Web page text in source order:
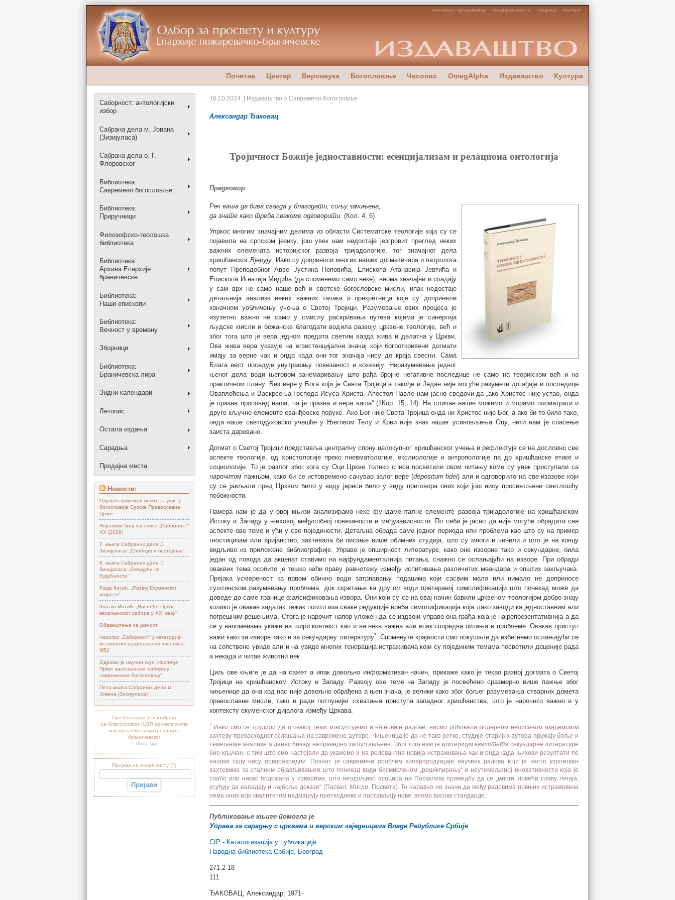
интернет продавница продајна места садржај контакт
Почетна Центар Веронаука Богословље Часопис OmegAlpha Издаваштво Култура
Саборност: антологијски
избор
Сабрана дела м. Јована
(Зизијуласа)
Сабрана дела о. Г.
Флоровског
Библиотека:
Савремено богословље
Библиотека:
Приручници
Филозофско-теолошка
библиотека
Библиотека:
Архива Епархије
браничевске
Библиотека:
Наши епископи
Библиотека:
Вечност у времену
Зборници
Библиотека:
Браничевска лира
Зидни календари
Летопис
Остала издања
Сарадња
Продајна места
Новости:
Одржан пријемни испит за упис у
богословије Српске Православне
Цркве
Најновији број часописа „Саборност“
XX (2026)
7. књига Сабраних дела Ј.
Зизијуласа: „Слобода и постојање“
6. књига Сабраних дела Ј.
Зизијуласа: „Сећајући се
будућности“
Раде Кисић, „Развој Екуменског
покрета“
Златко Матић, „Наслеђе Првог
васељенског сабора у XXI веку“
Обавештење за јавност
Часопис „Саборност“ у категорији
истакнутих националних часописа:
М52
Одржан је научни скуп „Наслеђе
Првог васељенског сабора у
савременом богословљу“
Пета књига Сабраних дела м.
Јована (Зизијуласа)
Презентација је израђена
са благословом ЊВП архиепископа
пожаревачког и митрополита
браничевског
Г. Игнатија
Пријава на e-mail листу (?)
16.10.2024. | Издаваштво » Савремено богословље
Александар Ђаковац
Тројичност Божије једноставности: есенцијализам и релациона онтологија
Предговор
Реч ваша да бива свагда у благодати, сољу зачињена,
да знате како треба свакоме одговорити. (Кол. 4, 6)
Упркос многим значајним делима из области Систематске теологије која су се
појавила на српском језику, још увек нам недостаје језгровит преглед неких
важних елемената историјског развоја тријадологије, тог значајног дела
хришћанског Вјерују. Иако су доприноси многих наших догматичара и патролога
попут Преподобног Авве Јустина Поповића, Епископа Атанасија Јевтића и
Епископа Игнатија Мидића (да споменемо само неке), веома значајни и спадају
у сам врх не само наше већ и светске богословске мисли, ипак недостаје
детаљнија анализа неких важних тачака и прекретница које су допринеле
коначном уобличењу учења о Светој Тројици. Разумевање ових процеса је
изузетно важно не само у смислу раскривања путева којима је синергија
људске мисли и божанске благодати водила развоју црквене теологије, већ и
због тога што је вера једном предата светим вазда жива и делатна у Цркви.
Ова жива вера указује на егзистенцијални значај који богооткривени догмати
имају за верне чак и онда када они тог значаја нису до краја свесни. Сама
Блага вест поседује унутрашњу повезаност и кохезију. Неразумевање једног
њеног дела води његовом занемаривању што рађа бројне негативне последице не само на теоријском већ и на
практичном плану. Без вере у Бога који је Света Тројица а такође и Један није могуће разумети догађаје и последице
Оваплоћења и Васкрсења Господа Исуса Христа. Апостол Павле нам јасно сведочи да „ако Христос није устао, онда
је празна проповед наша, па је празна и вера ваша“ (1Кор. 15, 14). На сличан начин можемо и морамо посматрати и
друге кључне елементе еванђеоске поруке. Ако Бог није Света Тројица онда ни Христос није Бог, а ако би то било тако,
онда наше светодуховско учешће у Његовом Телу и Крви није знак нашег усиновљења Оцу, нити нам је спасење
заиста даровано.
Догмат о Светој Тројици представља централну спону целокупног хришћанског учења и рефлектује се на дословно све
аспекте теологије, од христологије преко пневматологије, екслиологије и антропологије па до хришћанске етике и
социологије. То је разлог због кога су Оци Цркве толико списа посветили овом питању коме су увек приступали са
нарочитом пажњом, како би се истовремено сачувао залог вере (depositum fidei) али и одговорило на све изазове који
су се јављали пред Црквом било у виду јереси било у виду приговора оних који још нису просветљени светлошћу
побожности.
Намера нам је да у овој књизи анализирамо неке фундаменталне елементе развоја тријадологије на хришћанском
Истоку и Западу у њиховој међусобној повезаности и међузависности. По себи је јасно да није могуће обрадити све
аспекте ове теме и ући у све појединости. Детаљна обрада само једног периода или проблема као што су на пример
гностицизам или аријанство, захтевала би писање више обимних студија, што су многи и чинили и што је на концу
видљиво из приложене библиографије. Управо је опширност литературе, како оне изворне тако и секундарне, била
један од повода да акценат ставимо на најфундаменталнија питања, снажно се ослањајући на изворе. При обради
оваквих тема особито је тешко наћи праву равнотежу између испитивања различитих меандара и општих закључака.
Прејака усмереност ка првом обично води затрпавању подацима који сасвим мало или нимало не доприносе
суштинском разумевању проблема, док скретање ка другом води претераној симплификацији што понекад може да
доведе до саме границе фалсификовања извора. Они који су се на овај начин бавили црквеном теологијом добро знају
колико је овакав задатак тежак пошто иза сваке редукције вреба симплификација која лако заводи ка једноставним али
погрешним решењима. Стога је нарочит напор уложен да се издвоји управо она грађа која је најрепрезентативнија а да
се у напоменама укаже на шири контекст као и на нека важна али ипак споредна питања и проблеме. Овакав приступ
важи како за изворе тако и за секундарну литературу*. Споменуте крајности смо покушали да избегнемо ослањајући се
на сопствене увиде али и на увиде многих генерација истраживача који су појединим темама посветили деценије рада
а некада и читав животни век.
Циљ ове књиге је да на сажет а ипак довољно информативан начин, прикаже како је текао развој догмата о Светој
Тројици на хришћанском Истоку и Западу. Развоју ове теме на Западу је посвећено сразмерно више пажње због
чињенице да она код нас није довољно обрађена а њен значај је велики како због бољег разумевања стварних домета
православне мисли, тако и ради потпунијег схватања приступа западног хришћанства, што је нарочито важно и у
контексту екуменског дијалога између Цркава.
* Иако смо се трудили да о свакој теми консултујемо и најновије радове, нисмо робовали модерном неписаном академском
захтеву превасходног ослањања на савремене ауторе. Чињеница је да не тако ретко, студије старијих аутора пружају боље и
темељније анализе а данас бивају неправедно запостављене. Због тога нам је критеријумквалитета секундарне литературе
био кључан, с тим што смо настојали да укажемо и на релевантна новија истраживања чак и онда када њихови резултати по
нашем суду нису прворазредни. Познат је савремени проблем хиперпродукције научних радова који је често узрокован
захтевима за сталним објављивањем што понекад води бесмисленом „рециклирању“ и неутемељеној иновативности која је
слабо или никао подржана у изворима, што неодољиво асоцира на Паскалову примедбу да се „многи, ловећи славу генија,
усуђују да нападају и најбоље доказе“ (Паскал, Мисли, Посвета). То наравно не значи да међу радовима новијих истраживача
нема оних који квалитетом надмашују претходнике и постављају нове, веома високе стандарде.
Публиковање књиге помогла је
Управа за сарадњу с црквама и верским заједницама Владе Републике Србије
CIP - Каталогизација у публикацији
Народна библиотека Србије, Београд
271.2-18
111
ЂАКОВАЦ, Александар, 1971-